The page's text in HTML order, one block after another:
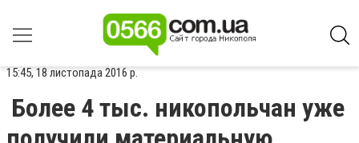
15:45, 18 листопада 2016 р.
Более 4 тыс. никопольчан уже